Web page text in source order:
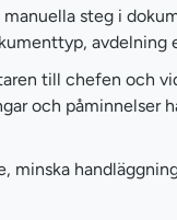
steg i
avdelning
till chefen och
och påminnelser
minska